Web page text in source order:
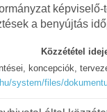
a benyújtás
Közzététel
koncepciók,
system/files/